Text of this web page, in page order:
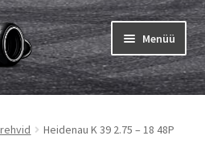
Menüü
Ava
Ava
Heidenau K 39 2.75 – 18 48P